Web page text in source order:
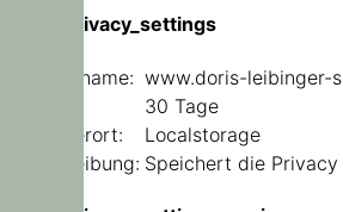
user_privacy_settings
Domainname: www.doris-leibinger-
30 Tage
Speicherort:
Localstorage
Beschreibung: Speichert die Privacy